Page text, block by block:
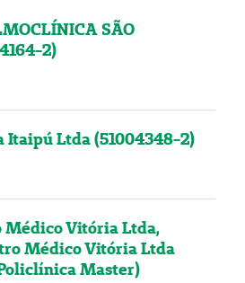
SÃO
2)
Itaipú Ltda (51004348-2)
Médico Vitória Ltda,
Médico Vitória Ltda
Master)